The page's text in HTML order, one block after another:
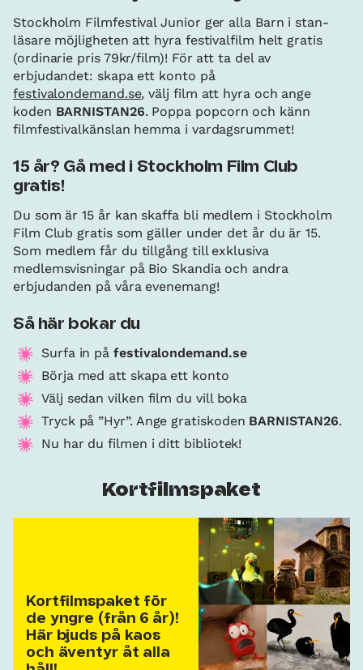
Stockholm Filmfestival Junior ger alla Barn i stan-
läsare möjligheten att hyra festivalfilm helt gratis
(ordinarie pris 79kr/film)! För att ta del av
erbjudandet: skapa ett konto på
festivalondemand.se, välj film att hyra och ange
koden BARNISTAN26. Poppa popcorn och känn
filmfestivalkänslan hemma i vardagsrummet!
15 år? Gå med i Stockholm Film Club
gratis!
Du som är 15 år kan skaffa bli medlem i Stockholm
Film Club gratis som gäller under det år du är 15.
Som medlem får du tillgång till exklusiva
medlemsvisningar på Bio Skandia och andra
erbjudanden på våra evenemang!
Så här bokar du
Surfa in påfestivalondemand.se
Börja med att skapa ett konto
Välj sedan vilken film du vill boka
Tryck på ”Hyr”. Ange gratiskoden BARNISTAN26.
Nu har du filmen i ditt bibliotek!
Kortfilmspaket
Kortfilmspaket för
de yngre (från 6 år)!
Här bjuds på kaos
och äventyr åt alla